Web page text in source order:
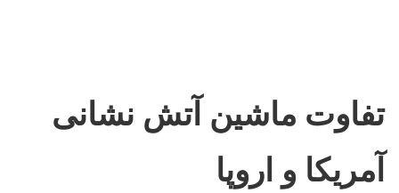
تفاوت ماشین آتش نشانی
آمریکا و اروپا